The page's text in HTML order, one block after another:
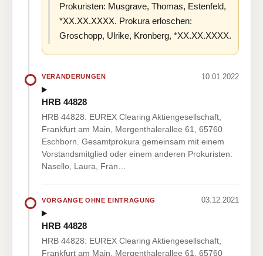
Prokuristen: Musgrave, Thomas, Estenfeld,
*XX.XX.XXXX. Prokura erloschen:
Groschopp, Ulrike, Kronberg, *XX.XX.XXXX.
VERÄNDERUNGEN 10.01.2022
HRB 44828
HRB 44828: EUREX Clearing Aktiengesellschaft,
Frankfurt am Main, Mergenthalerallee 61, 65760
Eschborn. Gesamtprokura gemeinsam mit einem
Vorstandsmitglied oder einem anderen Prokuristen:
Nasello, Laura, Fran…
VORGÄNGE OHNE EINTRAGUNG 03.12.2021
HRB 44828
HRB 44828: EUREX Clearing Aktiengesellschaft,
Frankfurt am Main, Mergenthalerallee 61, 65760